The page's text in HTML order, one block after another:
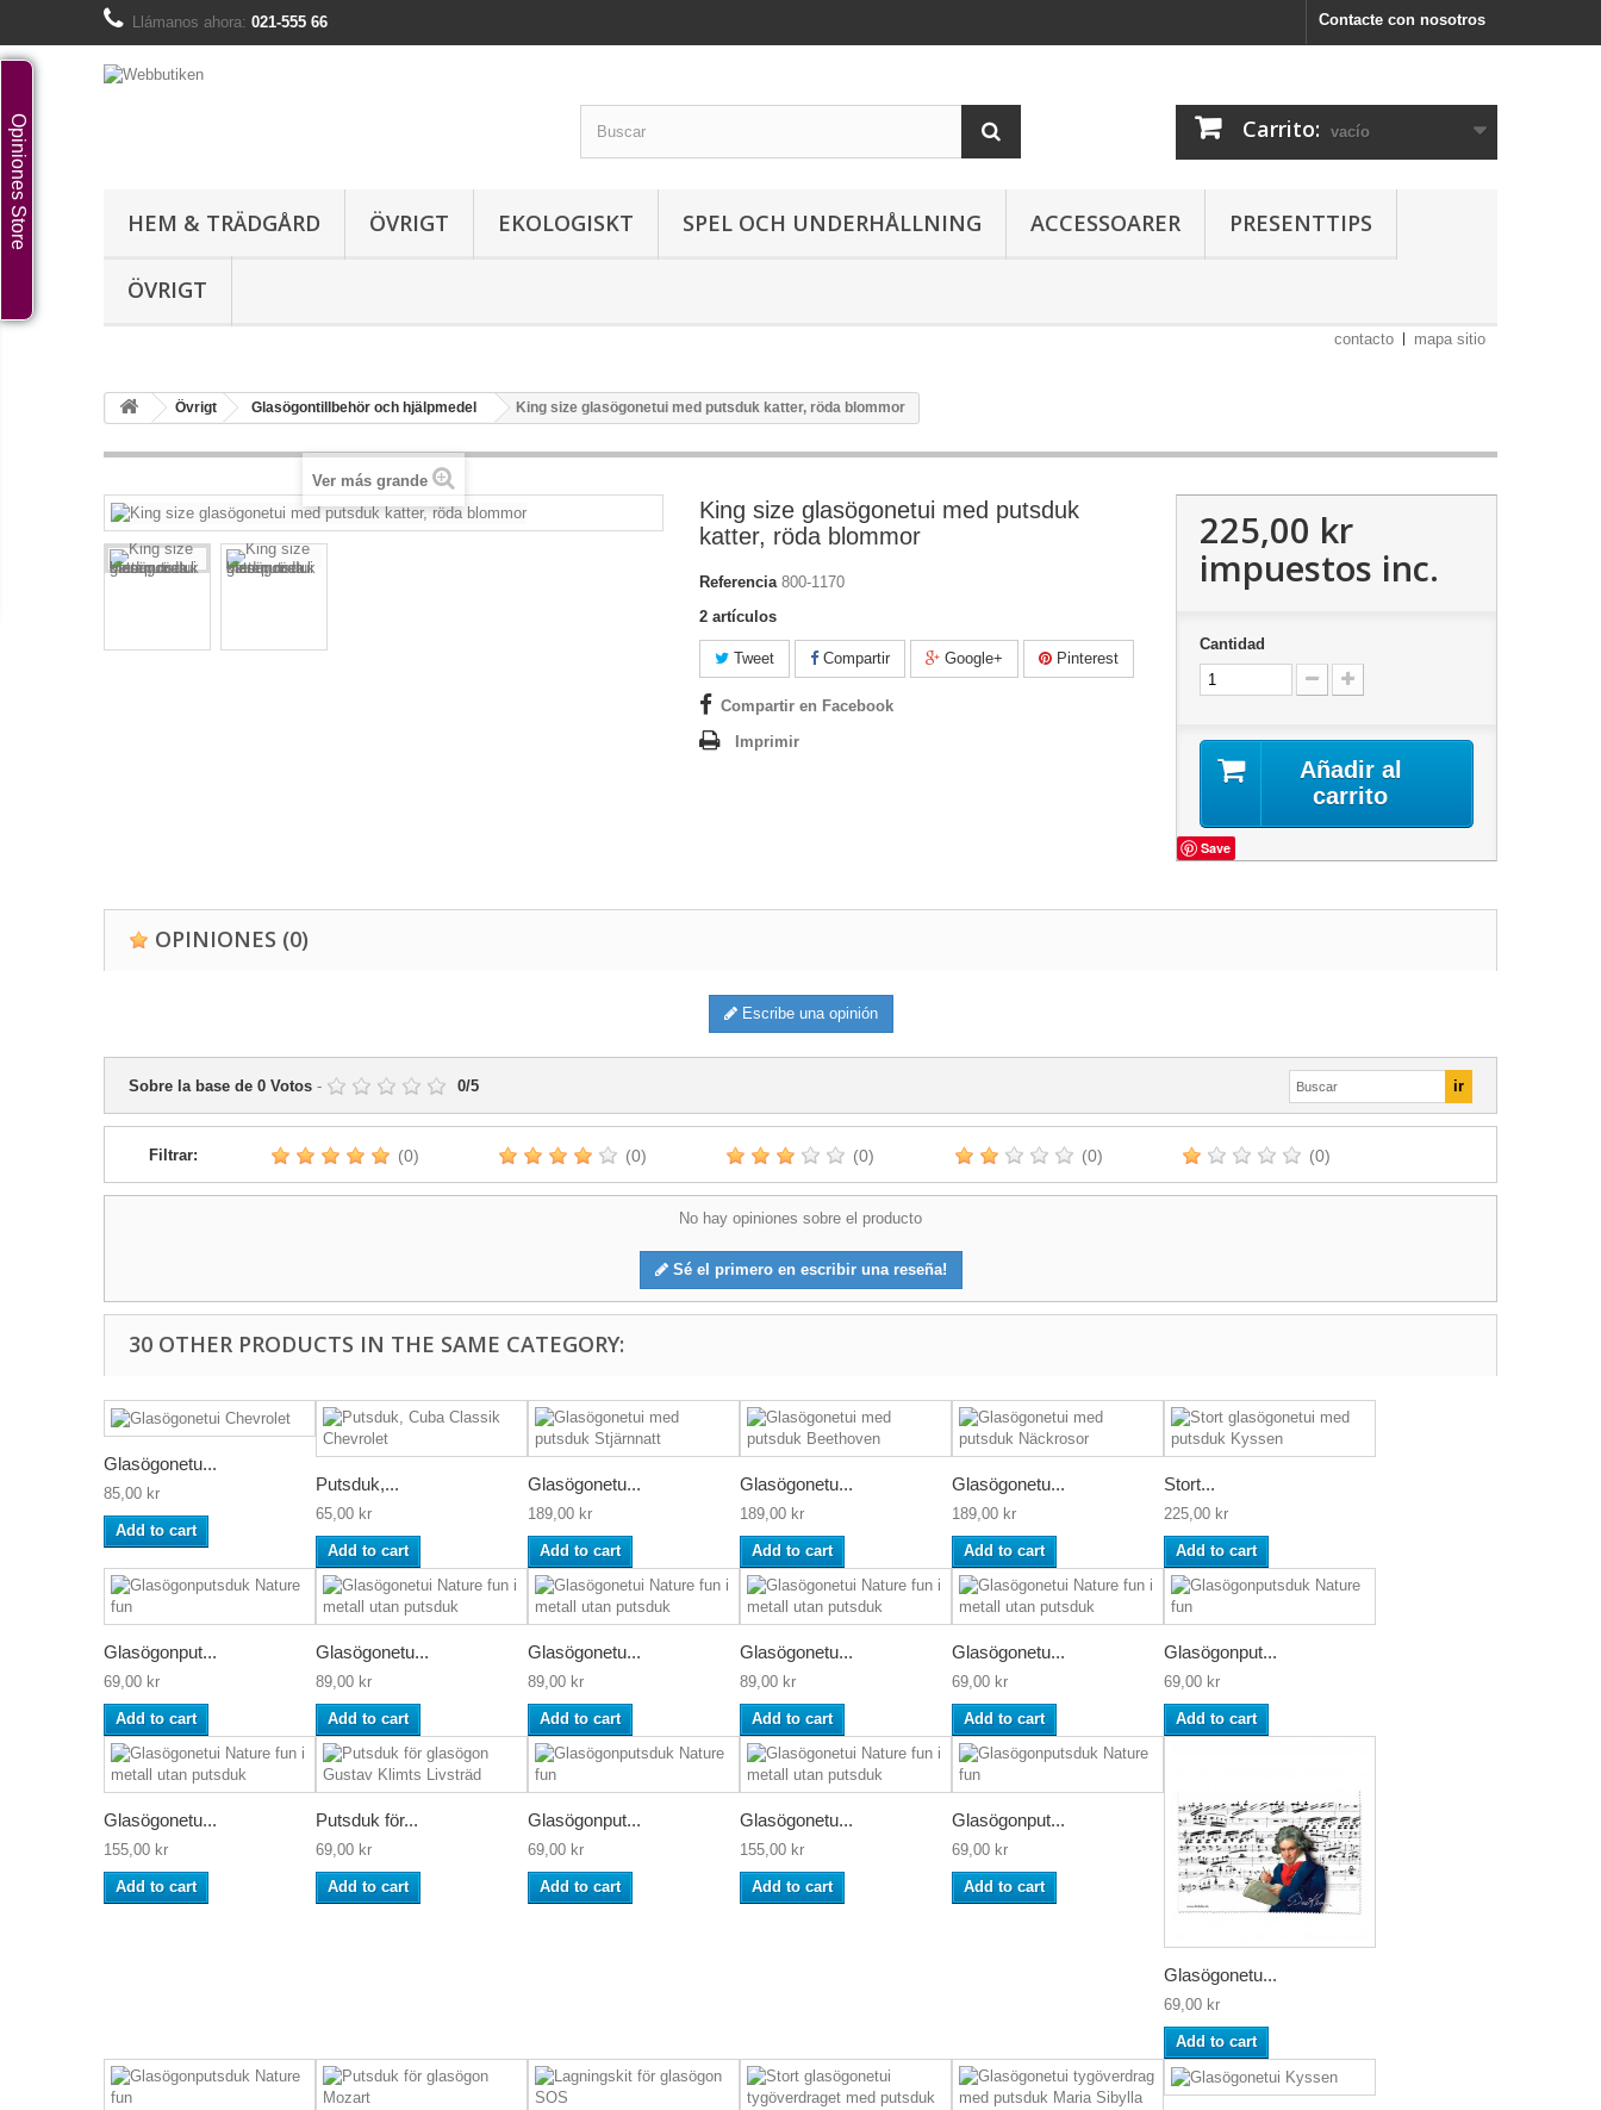
Contacte con nosotros
Llámanos ahora: 021-555 66
Carrito: vacío
HEM & TRÄDGÅRD ÖVRIGT EKOLOGISKT SPEL OCH UNDERHÅLLNING ACCESSOARER PRESENTTIPS
ÖVRIGT
contacto mapa sitio
Övrigt Glasögontillbehör och hjälpmedel King size glasögonetui med putsduk katter, röda blommor
Ver más grande
King size glasögonetui med putsduk
katter, röda blommor
Referencia 800-1170
2 artículos
Tweet Compartir Google+ Pinterest
Compartir en Facebook
Imprimir
225,00 kr
impuestos inc.
Cantidad
Añadir al
carrito
Save
OPINIONES (0)
Escribe una opinión
Sobre la base de 0 Votos - 0/5
Filtrar: (0) (0) (0) (0) (0)
No hay opiniones sobre el producto
Sé el primero en escribir una reseña!
30 OTHER PRODUCTS IN THE SAME CATEGORY:
Glasögonetu...
85,00 kr
Add to cart
Putsduk,...
65,00 kr
Add to cart
Glasögonetu...
189,00 kr
Add to cart
Glasögonetu...
189,00 kr
Add to cart
Glasögonetu...
189,00 kr
Add to cart
Stort...
225,00 kr
Add to cart
Glasögonput...
69,00 kr
Add to cart
Glasögonetu...
89,00 kr
Add to cart
Glasögonetu...
89,00 kr
Add to cart
Glasögonetu...
89,00 kr
Add to cart
Glasögonetu...
69,00 kr
Add to cart
Glasögonput...
69,00 kr
Add to cart
Glasögonetu...
155,00 kr
Add to cart
Putsduk för...
69,00 kr
Add to cart
Glasögonput...
69,00 kr
Add to cart
Glasögonetu...
155,00 kr
Add to cart
Glasögonput...
69,00 kr
Add to cart
Glasögonetu...
69,00 kr
Add to cart
Opiniones Store